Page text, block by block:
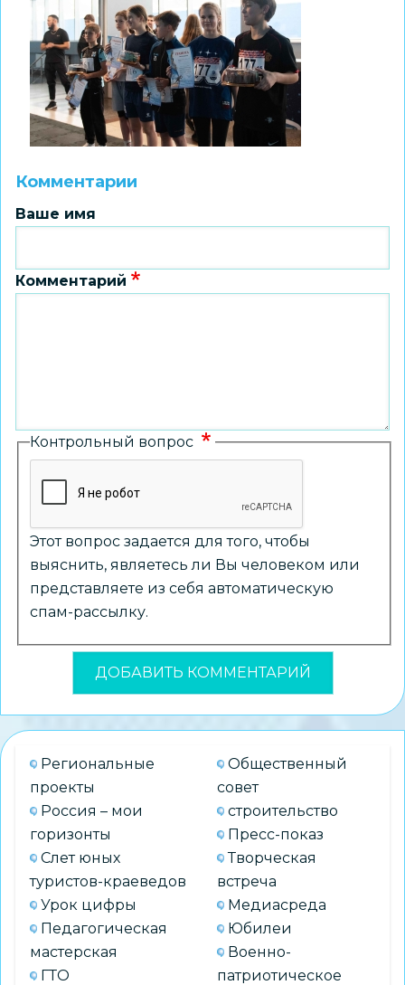
Комментарии
Ваше имя
Комментарий
Контрольный вопрос
Этот вопрос задается для того, чтобы
выяснить, являетесь ли Вы человеком или
представляете из себя автоматическую
спам-рассылку.
Региональные
проекты
Россия – мои
горизонты
Слет юных
туристов-краеведов
Урок цифры
Педагогическая
мастерская
ГТО
Общественный
совет
строительство
Пресс-показ
Творческая
встреча
Медиасреда
Юбилеи
Военно-
патриотическое